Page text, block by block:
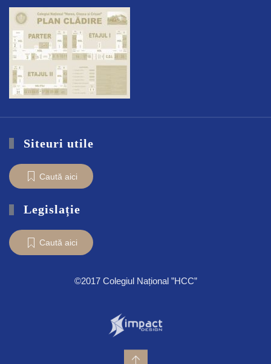
Siteuri utile
Caută aici
Legislație
Caută aici
©2017 Colegiul Național ”HCC”